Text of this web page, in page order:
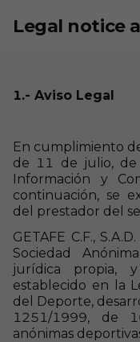
Legal notice
1.- Aviso Legal
En cumplimiento
de 11 de julio, de
Información y
continuación, se
del prestador del
GETAFE C.F.,
Sociedad
jurídica propia,
establecido en la
del Deporte,
1251/1999, de
anónimas